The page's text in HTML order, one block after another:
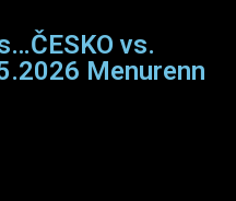
vs.
Menurenn